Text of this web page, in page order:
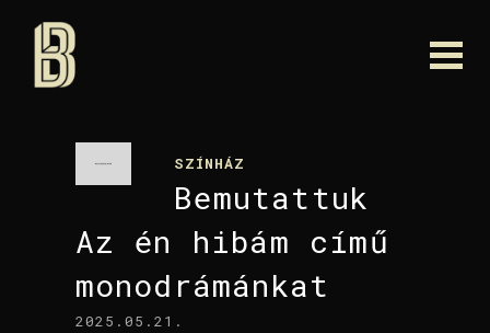
SZÍNHÁZ
Bemutattuk
Az én hibám című
monodrámánkat
2025.05.21.